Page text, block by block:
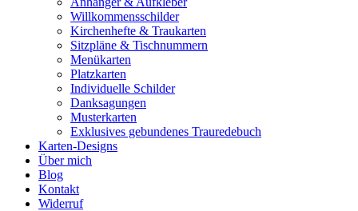
Willkommensschilder
Kirchenhefte & Traukarten
Sitzpläne & Tischnummern
Menükarten
Platzkarten
Individuelle Schilder
Danksagungen
Musterkarten
Exklusives gebundenes Trauredebuch
Karten-Designs
Über mich
Blog
Kontakt
Widerruf